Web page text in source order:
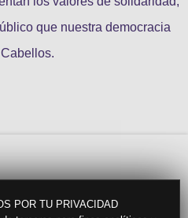
POR TU PRIVACIDAD
que nuestra democracia